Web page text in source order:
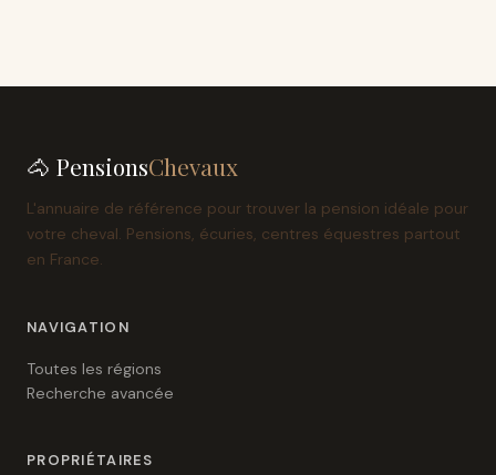
🐴 PensionsChevaux
L'annuaire de référence pour trouver la pension idéale pour
votre cheval. Pensions, écuries, centres équestres partout
en France.
NAVIGATION
Toutes les régions
Recherche avancée
PROPRIÉTAIRES